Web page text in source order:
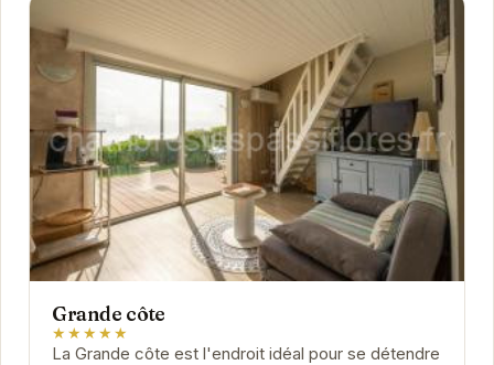
Grande côte
★★★★★
La Grande côte est l'endroit idéal pour se détendre